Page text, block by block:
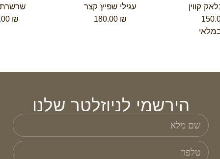
קווין עגילי שפיץ קצר
180.00 ₪
שרשרת
₪
הירשמי לניוזלטר שלנו